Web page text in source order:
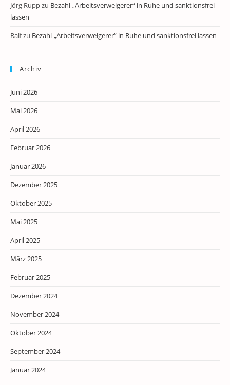
Jörg Ruppzu Bezahl-„Arbeitsverweigerer“ in Ruhe und sanktionsfrei
lassen
Ralfzu Bezahl-„Arbeitsverweigerer“ in Ruhe und sanktionsfrei lassen
Archiv
Juni 2026
Mai 2026
April 2026
Februar 2026
Januar 2026
Dezember 2025
Oktober 2025
Mai 2025
April 2025
März 2025
Februar 2025
Dezember 2024
November 2024
Oktober 2024
September 2024
Januar 2024